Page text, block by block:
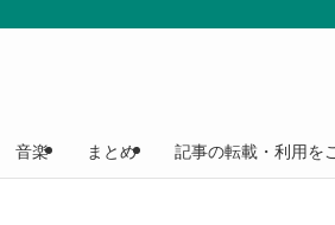
音楽 まとめ 記事の転載・利用を